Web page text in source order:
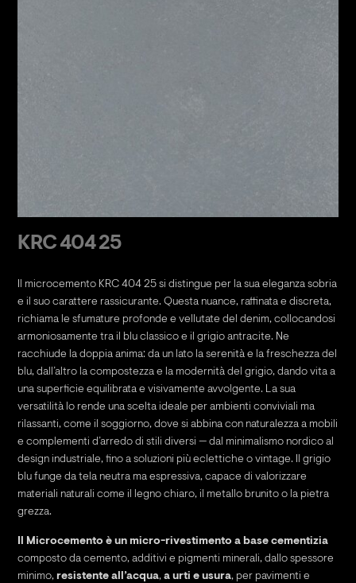
KRC 404 25
Il microcemento KRC 404 25 si distingue per la sua eleganza sobria
e il suo carattere rassicurante. Questa nuance, raffinata e discreta,
richiama le sfumature profonde e vellutate del denim, collocandosi
armoniosamente tra il blu classico e il grigio antracite. Ne
racchiude la doppia anima: da un lato la serenità e la freschezza del
blu, dall’altro la compostezza e la modernità del grigio, dando vita a
una superficie equilibrata e visivamente avvolgente. La sua
versatilità lo rende una scelta ideale per ambienti conviviali ma
rilassanti, come il soggiorno, dove si abbina con naturalezza a mobili
e complementi d’arredo di stili diversi — dal minimalismo nordico al
design industriale, fino a soluzioni più eclettiche o vintage. Il grigio
blu funge da tela neutra ma espressiva, capace di valorizzare
materiali naturali come il legno chiaro, il metallo brunito o la pietra
grezza.
Il Microcemento è un micro-rivestimento a base cementizia
composto da cemento, additivi e pigmenti minerali, dallo spessore
minimo,resistente all’acqua,a urti e usura, per pavimenti e